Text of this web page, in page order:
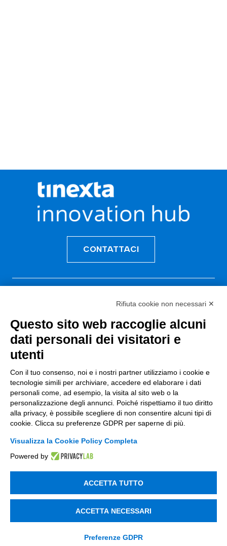
CONTATTACI
Incentivi per le imprese
Bandi
Fondi Europei
Consulenza
ESG
Finanza
Nuovi Mercati
Innovazione di prodotto e processo
Data & BI
Trasformazione Digitale
Compliance Normativa Integrata
Rifiuta cookie non necessari ✕
Questo sito web raccoglie alcuni
dati personali dei visitatori e
utenti
Con il tuo consenso, noi e i nostri partner utilizziamo i cookie e
tecnologie simili per archiviare, accedere ed elaborare i dati
personali come, ad esempio, la visita al sito web o la
personalizzazione degli annunci. Poiché rispettiamo il tuo diritto
alla privacy, è possibile scegliere di non consentire alcuni tipi di
cookie. Clicca su preferenze GDPR per saperne di più.
Visualizza la Cookie Policy Completa
Powered by
ACCETTA TUTTO
ACCETTA NECESSARI
Preferenze GDPR